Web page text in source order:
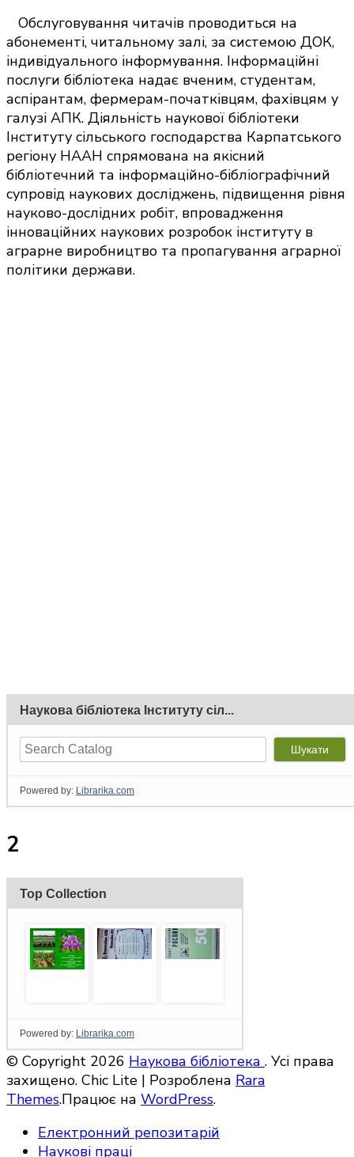
Обслуговування читачів проводиться на
абонементі, читальному залі, за системою ДОК,
індивідуального інформування. Інформаційні
послуги бібліотека надає вченим, студентам,
аспірантам, фермерам-початківцям, фахівцям у
галузі АПК. Діяльність наукової бібліотеки
Інституту сільського господарства Карпатського
регіону НААН спрямована на якісний
бібліотечний та інформаційно-бібліографічний
супровід наукових досліджень, підвищення рівня
науково-дослідних робіт, впровадження
інноваційних наукових розробок інституту в
аграрне виробництво та пропагування аграрної
політики держави.
2
© Copyright 2026 Наукова бібліотека . Усі права
захищено. Chic Lite | Розроблена Rara
Themes.Працює на WordPress.
Електронний репозитарій
Наукові праці